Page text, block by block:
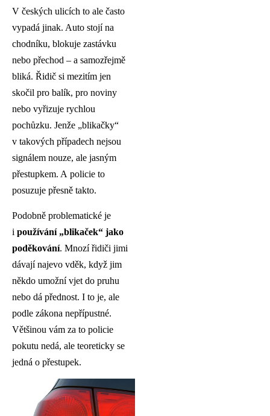
V českých ulicích to ale často
vypadá jinak. Auto stojí na
chodníku, blokuje zastávku
nebo přechod – a samozřejmě
bliká. Řidič si mezitím jen
skočil pro balík, pro noviny
nebo vyřizuje rychlou
pochůzku. Jenže „blikačky“
v takových případech nejsou
signálem nouze, ale jasným
přestupkem. A policie to
posuzuje přesně takto.
Podobně problematické je
i používání „blikaček“ jako
poděkování. Mnozí řidiči jimi
dávají najevo vděk, když jim
někdo umožní vjet do pruhu
nebo dá přednost. I to je, ale
podle zákona nepřípustné.
Většinou vám za to policie
pokutu nedá, ale teoreticky se
jedná o přestupek.